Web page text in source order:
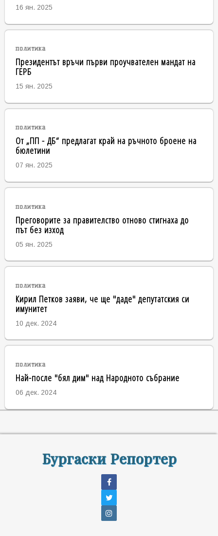
16 ян. 2025
политика
Президентът връчи първи проучвателен мандат на
ГЕРБ
15 ян. 2025
политика
От „ПП - ДБ“ предлагат край на ръчното броене на
бюлетини
07 ян. 2025
политика
Преговорите за правителство отново стигнаха до
път без изход
05 ян. 2025
политика
Кирил Петков заяви, че ще "даде" депутатския си
имунитет
10 дек. 2024
политика
Най-после "бял дим" над Народното събрание
06 дек. 2024
Бургаски Репортер